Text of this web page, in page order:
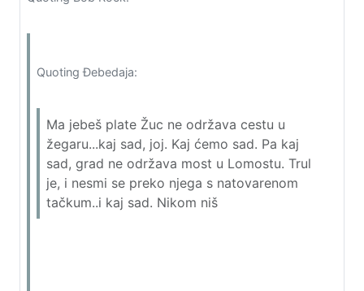
Quoting Đebedaja:
Ma jebeš plate Žuc ne održava cestu u
žegaru...kaj sad, joj. Kaj ćemo sad. Pa kaj
sad, grad ne održava most u Lomostu. Trul
je, i nesmi se preko njega s natovarenom
tačkum..i kaj sad. Nikom niš